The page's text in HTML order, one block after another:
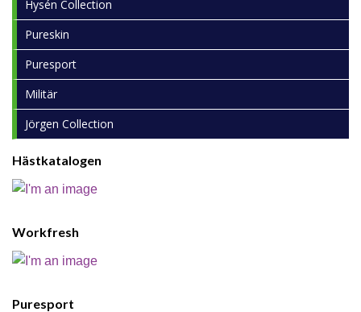
Hysén Collection
Pureskin
Puresport
Militär
Jörgen Collection
Hästkatalogen
Workfresh
Puresport